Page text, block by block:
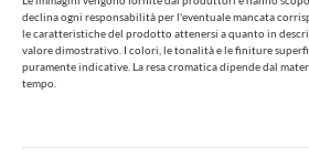
declina ogni responsabilità per l'eventuale mancata
le caratteristiche del prodotto attenersi a quanto in
valore dimostrativo. I colori, le tonalità e le finiture
puramente indicative. La resa cromatica dipende dal
tempo.